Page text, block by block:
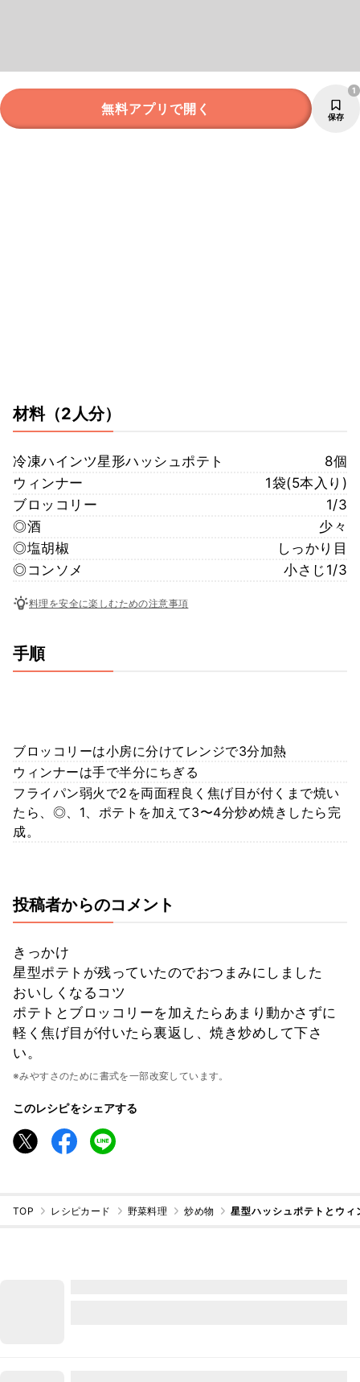
無料アプリで開く 保存
1
材料（2人分）
冷凍ハインツ星形ハッシュポテト
8個
ウィンナー
1袋(5本入り)
ブロッコリー
1/3
◎酒
少々
◎塩胡椒
しっかり目
◎コンソメ
小さじ1/3
料理を安全に楽しむための注意事項
手順
ブロッコリーは小房に分けてレンジで3分加熱
ウィンナーは手で半分にちぎる
フライパン弱火で2を両面程良く焦げ目が付くまで焼い
たら、◎、1、ポテトを加えて3〜4分炒め焼きしたら完
成。
投稿者からのコメント
きっかけ
星型ポテトが残っていたのでおつまみにしました
おいしくなるコツ
ポテトとブロッコリーを加えたらあまり動かさずに
軽く焦げ目が付いたら裏返し、焼き炒めして下さ
い。
※みやすさのために書式を一部改変しています。
このレシピをシェアする
TOP レシピカード 野菜料理 炒め物 星型ハッシュポテトとウ